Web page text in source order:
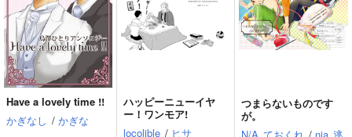
Have a lovely time !!
かぎなし / かぎな
ハッピーニューイヤ
ー！ワンモア!
locolible / ヒサ
つまらないものです
が。
N/A ておくれ / nia 逃